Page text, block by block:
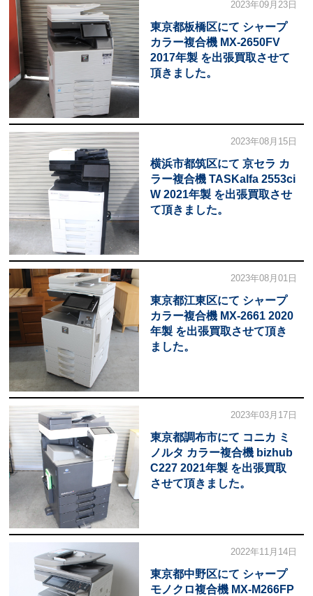
2023年09月23日
東京都板橋区にて シャープ
カラー複合機 MX-2650FV
2017年製 を出張買取させて
頂きました。
2023年08月15日
横浜市都筑区にて 京セラ カ
ラー複合機 TASKalfa 2553ci
W 2021年製 を出張買取させ
て頂きました。
2023年08月01日
東京都江東区にて シャープ
カラー複合機 MX-2661 2020
年製 を出張買取させて頂き
ました。
2023年03月17日
東京都調布市にて コニカ ミ
ノルタ カラー複合機 bizhub
C227 2021年製 を出張買取
させて頂きました。
2022年11月14日
東京都中野区にて シャープ
モノクロ複合機 MX-M266FP